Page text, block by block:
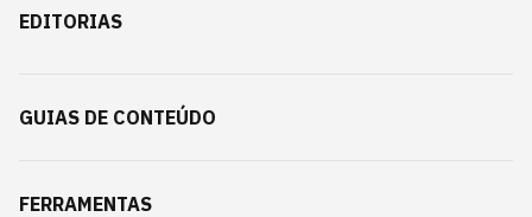
EDITORIAS
GUIAS DE CONTEÚDO
FERRAMENTAS